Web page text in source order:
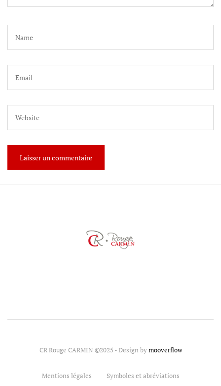
CR Rouge CARMIN ©2025 - Design bymooverflow
Mentions légales Symboles et abréviations